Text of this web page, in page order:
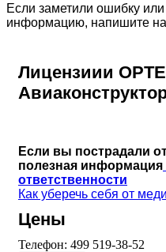
Если заметили ошибку
информацию, напишите
Лицензиии
Если вы пострадали
полезная информация
ответственности
Как уберечь себя от
Цены
Телефон: 499 519-38-52